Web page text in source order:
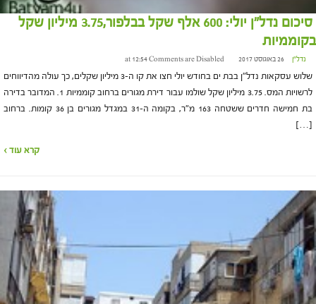
סיכום נדל"ן יולי: 600 אלף שקל בבלפור,3.75 מיליון שקל
בקוממיות
נדל"ן 26 באוגוסט 2017 at 12:54 Comments are Disabled
שלוש עסקאות נדל"ן בבת ים בחודש יולי חצו את קו ה-3 מיליון שקלים, כך עולה מהדיווחים
לרשויות המס. 3.75 מיליון שקל שולמו עבור דירת מגורים ברחוב קוממיות 1. המדובר בדירה
בת חמישה חדרים ששטחה 163 מ"ר, בקומה ה-31 במגדל מגורים בן 36 קומות. ברחוב
[…]
קרא עוד ›